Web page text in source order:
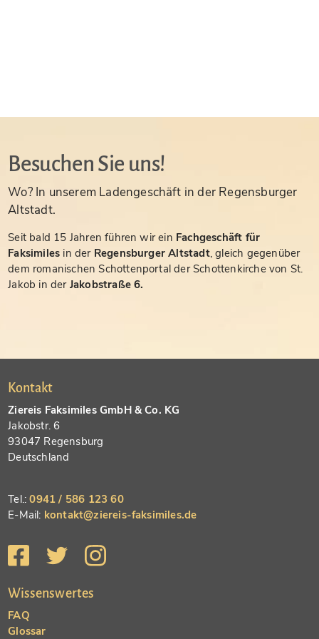
Besuchen Sie uns!
Wo? In unserem Ladengeschäft in der Regensburger
Altstadt.
Seit bald 15 Jahren führen wir ein Fachgeschäft für
Faksimiles in der Regensburger Altstadt, gleich gegenüber
dem romanischen Schottenportal der Schottenkirche von St.
Jakob in der Jakobstraße 6.
Kontakt
Ziereis Faksimiles GmbH & Co. KG
Jakobstr. 6
93047 Regensburg
Deutschland
Tel.:0941 / 586 123 60
E-Mail: kontakt@ziereis-faksimiles.de
Wissenswertes
FAQ
Glossar